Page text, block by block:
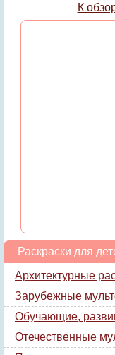
К
Раскраски для
Архитектурные
Зарубежные
Обучающие,
Отечественные